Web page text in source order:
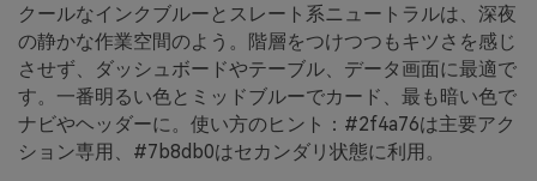
クールなインクブルーとスレート系ニュートラルは、深夜
の静かな作業空間のよう。階層をつけつつもキツさを感じ
させず、ダッシュボードやテーブル、データ画面に最適で
す。一番明るい色とミッドブルーでカード、最も暗い色で
ナビやヘッダーに。使い方のヒント：#2f4a76は主要アク
ション専用、#7b8db0はセカンダリ状態に利用。